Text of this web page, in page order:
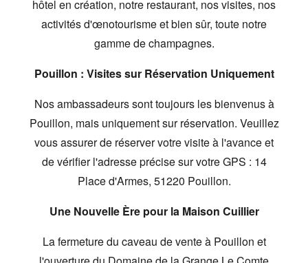
hôtel en création, notre restaurant, nos visites, nos
activités d'œnotourisme et bien sûr, toute notre
gamme de champagnes.
Pouillon : Visites sur Réservation Uniquement
Nos ambassadeurs sont toujours les bienvenus à
Pouillon, mais uniquement sur réservation. Veuillez
vous assurer de réserver votre visite à l'avance et
de vérifier l'adresse précise sur votre GPS : 14
Place d'Armes, 51220 Pouillon.
Une Nouvelle Ère pour la Maison Cuillier
La fermeture du caveau de vente à Pouillon et